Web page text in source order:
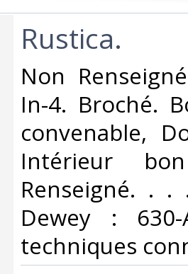
‎Rustica.‎
‎Non
In-4. Broché.
convenable,
Intérieur
Renseigné. . .
Dewey :
techniques